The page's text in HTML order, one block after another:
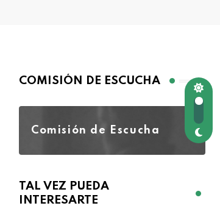
COMISIÓN DE ESCUCHA
Comisión de Escucha
TAL VEZ PUEDA
INTERESARTE